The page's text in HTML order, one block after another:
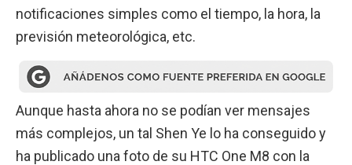
notificaciones simples como el tiempo, la hora, la
previsión meteorológica, etc.
Aunque hasta ahora no se podían ver mensajes
más complejos, un tal Shen Ye lo ha conseguido y
ha publicado una foto de su HTC One M8 con la